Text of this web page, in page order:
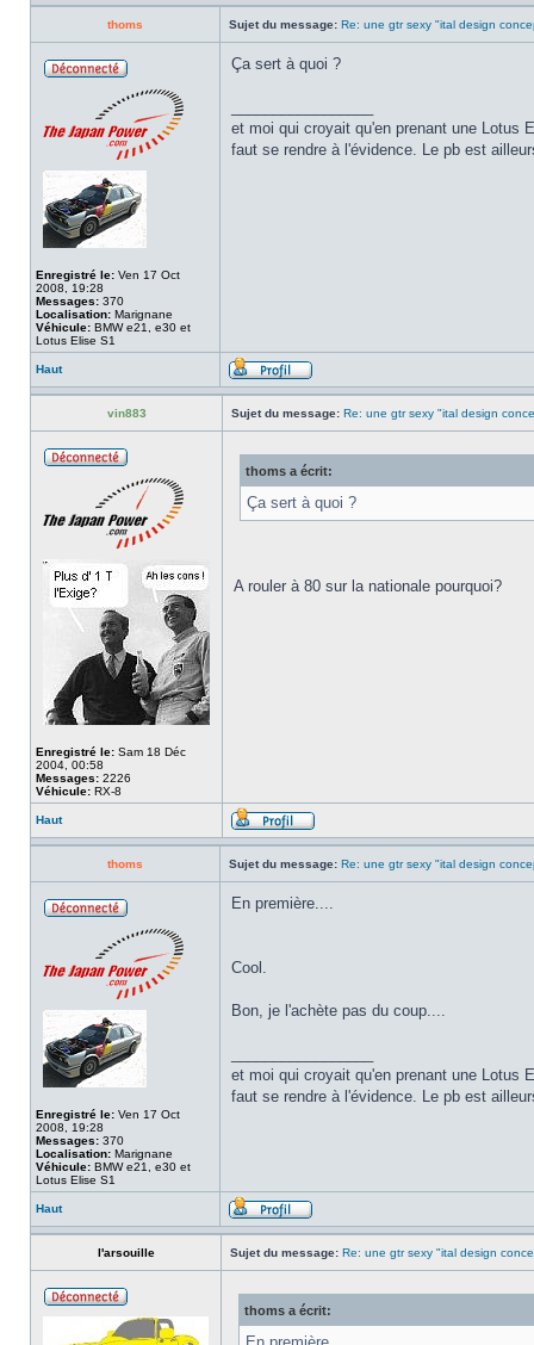
thoms Sujet du message: Re: une gtr sexy "ital design
Enregistré le: Ven 17 Oct
2008, 19:28
Messages: 370
Localisation: Marignane
Véhicule: BMW e21, e30 et
Lotus Elise S1
Ça sert à quoi ?
et moi qui croyait qu'en prenant une Lotus
faut se rendre à l'évidence. Le pb est
Haut
vin883 Sujet du message: Re: une gtr sexy "ital design
Enregistré le: Sam 18 Déc
2004, 00:58
Messages: 2226
Véhicule: RX-8
thoms a écrit:
Ça sert à quoi ?
A rouler à 80 sur la nationale pourquoi?
Haut
thoms Sujet du message: Re: une gtr sexy "ital design
Enregistré le: Ven 17 Oct
2008, 19:28
Messages: 370
Localisation: Marignane
Véhicule: BMW e21, e30 et
Lotus Elise S1
En première....
Cool.
Bon, je l'achète pas du coup....
et moi qui croyait qu'en prenant une Lotus
faut se rendre à l'évidence. Le pb est
Haut
l'arsouille Sujet du message: Re: une gtr sexy "ital design
thoms a écrit: